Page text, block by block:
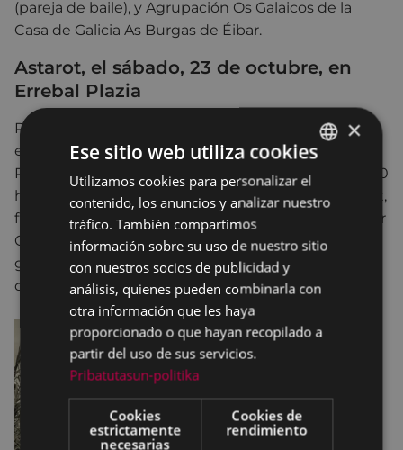
(pareja de baile), y Agrupación Os Galaicos de la
Casa de Galicia As Burgas de Éibar.
Astarot, el sábado, 23 de octubre, en
Errebal Plazia
Por otro lado, el sábado, 23 de octubre, el nuevo
edificio multiusos y equipamiento cultural "Errebal
Plazia" será sede del concierto heavy-folk, a las 20:00
horas, que correrá a cargo del grupo Gallego Astarot,
fundado en 1983 en Cangas del Morrazo (Galicia) por
Carlos Gandón. En dicho espectáculo, el grupo
gallego presentará los temas de su último
disco "Una Vida en Un Segundo".
BASQUE
SPANISH
×
Ese sitio web utiliza cookies
Utilizamos cookies para personalizar el
contenido, los anuncios y analizar nuestro
tráfico. También compartimos
información sobre su uso de nuestro sitio
con nuestros socios de publicidad y
análisis, quienes pueden combinarla con
otra información que les haya
proporcionado o que hayan recopilado a
partir del uso de sus servicios.
Pribatutasun-politika
Cookies
estrictamente
necesarias
Cookies de
rendimiento